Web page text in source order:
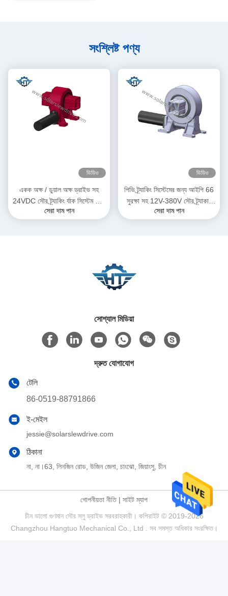
সংশ্লিষ্ট পণ্য
ভিডিও
একক অক্ষ / ডুয়াল অক্ষ ড্রাইভ সহ
24VDC সৌর ট্র্যাকিং র্যাক সিস্টেম স্লো
মোটর
সেরা দাম পান
ভিডিও
পিভি ট্র্যাকিং সিস্টেমের জন্য আইপি 66
সুরক্ষা সহ 12V-380V সৌর ট্র্যাকার
স্লিভ ড্রাইভ
সেরা দাম পান
সোশ্যাল মিডিয়া
দ্রুত যোগাযোগ
টেলি
86-0519-88791866
ই-মেইল
jessie@solarslewdrive.com
ঠিকানা
না, না।63, লিনজিন রোড, উজিন জেলা, চাংঝো, জিয়াংসু, চীন
গোপনীয়তা নীতি| সাইট ম্যাপ
চীন ভালো গুণমান সৌর স্লু ড্রাইভ সরবরাহকারী। কপিরাইট © 2019-2026
Changzhou Hangtuo Mechanical Co., Ltd . সব সমস্ত অধিকার সংরক্ষিত।